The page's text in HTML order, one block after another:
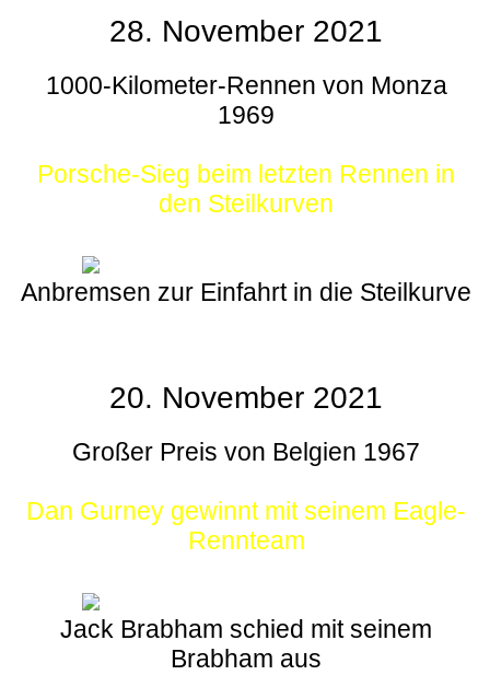
28. November 2021
1000-Kilometer-Rennen von Monza
1969
Porsche-Sieg beim letzten Rennen in
den Steilkurven
Anbremsen zur Einfahrt in die Steilkurve
20. November 2021
Großer Preis von Belgien 1967
Dan Gurney gewinnt mit seinem Eagle-
Rennteam
Jack Brabham schied mit seinem
Brabham aus